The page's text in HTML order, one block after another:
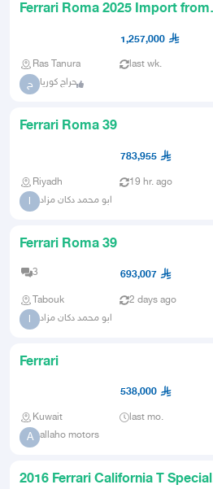
Ferrari Roma 2025 Import from
1,257,000
Ras Tanura last wk.
ح حراج كوريا
Ferrari Roma 39
783,955
Riyadh 19 hr. ago
ا ابو محمد دكان مزاد
Ferrari Roma 39
3 693,007
Tabouk 2 days ago
ا ابو محمد دكان مزاد
Ferrari
538,000
Kuwait last mo.
A allaho motors
2016 Ferrari California T Special